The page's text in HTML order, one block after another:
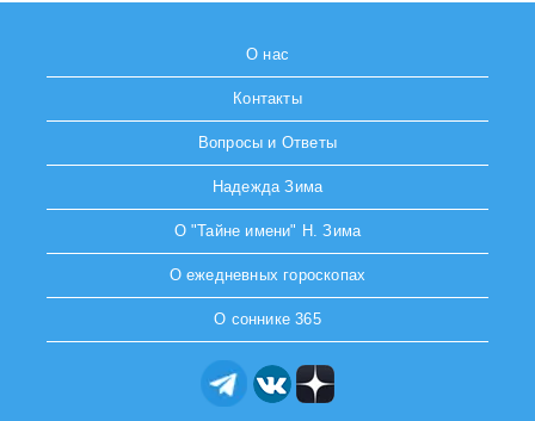
О нас
Контакты
Вопросы и Ответы
Надежда Зима
О "Тайне имени" Н. Зима
О ежедневных гороскопах
О соннике 365